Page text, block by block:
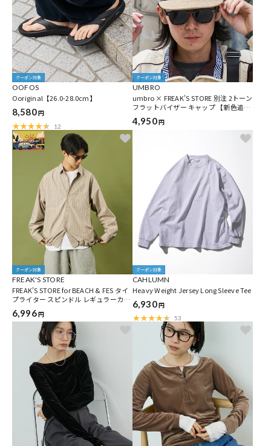
クーポン対象
OOFOS
Ooriginal【26.0-28.0cm】
8,580 円
12
クーポン対象
UMBRO
umbro × FREAK'S STORE 別注 2トーン
フラットバイザー キャップ 【新色追
加】
4,950 円
クーポン対象
FREAK'S STORE
FREAK'S STORE for BEACH & FES タイ
プライター スピンドル レギュラーカラ
ーシャツ
6,996円
クーポン対象
CAHLUMN
Heavy Weight Jersey Long Sleeve Tee
6,930円
53